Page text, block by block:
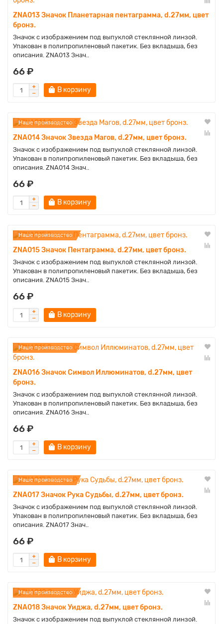
ZNA013 Значок Планетарная пентаграмма, d.27мм, цвет
бронз.
Значок с изображением под выпуклой стеклянной линзой.
Упакован в полипропиленовый пакетик. Без вкладыша, без
описания. ZNA013 Знач..
66 ₽
В корзину
Наше производство
ZNA014 Значок Звезда Магов, d.27мм, цвет бронз.
Значок с изображением под выпуклой стеклянной линзой.
Упакован в полипропиленовый пакетик. Без вкладыша, без
описания. ZNA014 Знач..
66 ₽
В корзину
Наше производство
ZNA015 Значок Пентаграмма, d.27мм, цвет бронз.
Значок с изображением под выпуклой стеклянной линзой.
Упакован в полипропиленовый пакетик. Без вкладыша, без
описания. ZNA015 Знач..
66 ₽
В корзину
Наше производство
ZNA016 Значок Символ Иллюминатов, d.27мм, цвет
бронз.
Значок с изображением под выпуклой стеклянной линзой.
Упакован в полипропиленовый пакетик. Без вкладыша, без
описания. ZNA016 Знач..
66 ₽
В корзину
Наше производство
ZNA017 Значок Рука Судьбы, d.27мм, цвет бронз.
Значок с изображением под выпуклой стеклянной линзой.
Упакован в полипропиленовый пакетик. Без вкладыша, без
описания. ZNA017 Знач..
66 ₽
В корзину
Наше производство
ZNA018 Значок Уиджа, d.27мм, цвет бронз.
Значок с изображением под выпуклой стеклянной линзой.